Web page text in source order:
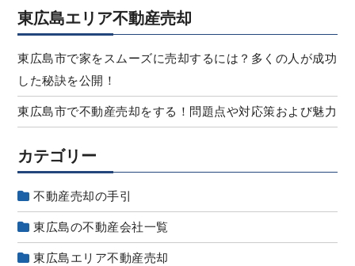
東広島エリア不動産売却
東広島市で家をスムーズに売却するには？多くの人が成功
した秘訣を公開！
東広島市で不動産売却をする！問題点や対応策および魅力
カテゴリー
不動産売却の手引
東広島の不動産会社一覧
東広島エリア不動産売却